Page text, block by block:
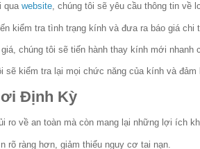
qua website, chúng tôi sẽ yêu cầu thông tin về
kiểm tra tình trạng kính và đưa ra báo giá chi
chúng tôi sẽ tiến hành thay kính mới nhanh
sẽ kiểm tra lại mọi chức năng của kính và đảm
Định Kỳ
ro về an toàn mà còn mang lại những lợi ích
rõ ràng hơn, giảm thiểu nguy cơ tai nạn.